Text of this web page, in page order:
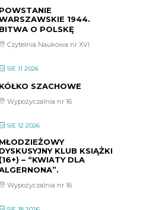
POWSTANIE
1944.
BITWA O POLSKĘ
Czytelnia Naukowa nr XVI
SIE 11 2026
KÓŁKO SZACHOWE
Wypożyczalnia nr 16
SIE 12 2026
MŁODZIEŻOWY
DYSKUSYJNY KLUB KSIĄŻKI
(16+) – “KWIATY DLA
Wypożyczalnia nr 16